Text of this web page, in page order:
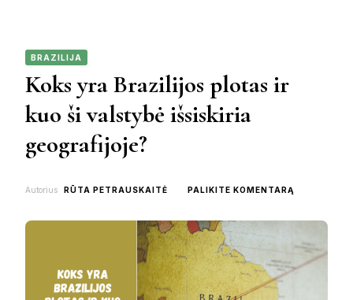
BRAZILIJA
Koks yra Brazilijos plotas ir
kuo ši valstybė išsiskiria
geografijoje?
Autorius RŪTA PETRAUSKAITĖ PALIKITE KOMENTARĄ
PLOTAS